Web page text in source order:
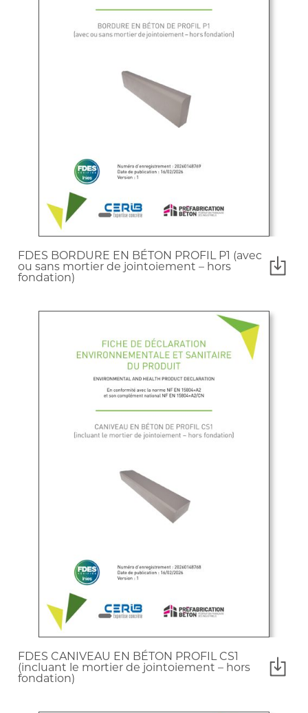
FDES BORDURE EN BÉTON PROFIL P1 (avec
ou sans mortier de jointoiement – hors
fondation)
FDES CANIVEAU EN BÉTON PROFIL CS1
(incluant le mortier de jointoiement – hors
fondation)